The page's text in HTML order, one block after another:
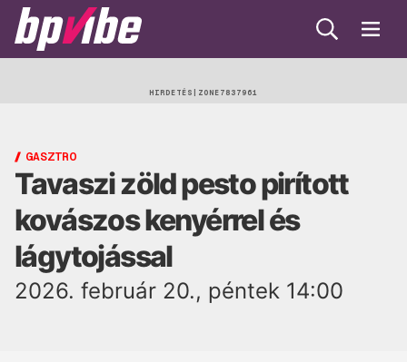
BP
Lélek
Gasztro
Öko
KeresésMenü
HIRDETÉS
GASZTRO
Tavaszi zöld pesto pirított
kovászos kenyérrel és
lágytojással
2026. február 20., péntek 14:00